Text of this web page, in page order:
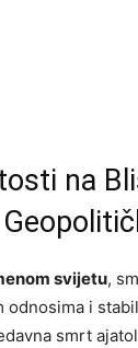
na
svijetu,
odnosima i
smrt